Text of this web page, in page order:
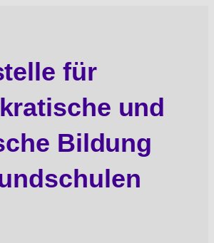
für
und
Bildung